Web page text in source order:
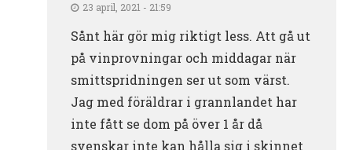
23 april, 2021 - 21:59
Sånt här gör mig riktigt less. Att gå ut
på vinprovningar och middagar när
smittspridningen ser ut som värst.
Jag med föräldrar i grannlandet har
inte fått se dom på över 1 år då
svenskar inte kan hålla sig i skinnet